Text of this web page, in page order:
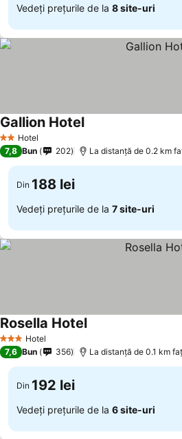
Vedeți prețurile de la 8 site-uri
2 SteleHotel
Gallion HotelVedeți prețurile
7,8 Bun 202 La distanță de 0.2 km
Din 188 lei
Vedeți prețurile de la 7 site-uri
3 SteleHotel
Rosella HotelVedeți prețurile
7,6 Bun 356 La distanță de 0.1 km
Din 192 lei
Vedeți prețurile de la 6 site-uri